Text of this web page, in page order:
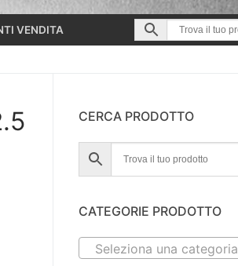
VENDITA
CERCA PRODOTTO
CATEGORIE PRODOTTO
Seleziona una categoria